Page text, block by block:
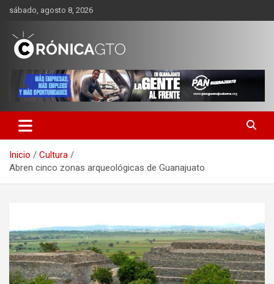
Saltar
contenido
sábado, agosto 8, 2026
CRONICA GUANAJUATO
Inicio
Cultura
Abren cinco zonas arqueológicas de Guanajuato